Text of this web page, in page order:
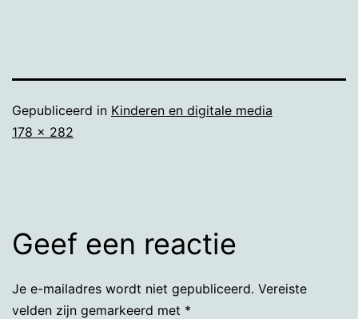
Gepubliceerd in Kinderen en digitale media
Volledige
178 × 282
Geef een reactie
Je e-mailadres wordt niet gepubliceerd. Vereiste
velden zijn gemarkeerd met *